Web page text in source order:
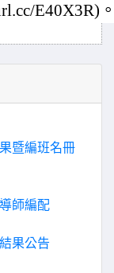
E40X3R)
暨編班名冊
師編配
果公告